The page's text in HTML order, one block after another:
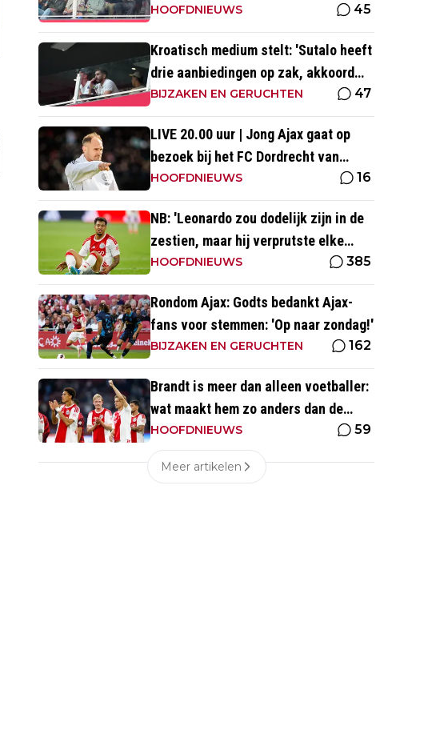
tegen PEC Zwolle
HOOFDNIEUWS 45
Kroatisch medium stelt: 'Sutalo heeft
drie aanbiedingen op zak, akkoord
blijft nog uit'
BIJZAKEN EN GERUCHTEN 47
LIVE 20.00 uur | Jong Ajax gaat op
bezoek bij het FC Dordrecht van
Nuijten
HOOFDNIEUWS 16
NB: 'Leonardo zou dodelijk zijn in de
zestien, maar hij verprutste elke
kans'
HOOFDNIEUWS 385
Rondom Ajax: Godts bedankt Ajax-
fans voor stemmen: 'Op naar zondag!'
BIJZAKEN EN GERUCHTEN 162
Brandt is meer dan alleen voetballer:
wat maakt hem zo anders dan de
'gemiddelde' voetballer?
HOOFDNIEUWS 59
Meer artikelen